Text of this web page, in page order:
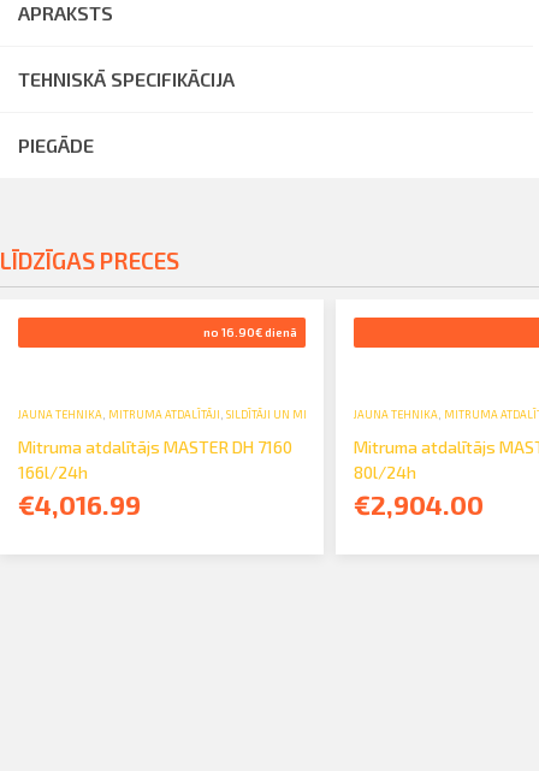
APRAKSTS
TEHNISKĀ SPECIFIKĀCIJA
PIEGĀDE
LĪDZĪGAS PRECES
no 16.90€ dienā
JAUNA TEHNIKA, MITRUMA ATDALĪTĀJI , SILDĪTĀJI UN MITRUMA SAVĀCĒJI
Mitruma atdalītājs MASTER DH 7160
166l/24h
€4,016.99
JAUNA TEHNIKA, MITRUMA
Mitruma atdalītājs
80l/24h
€2,904.00